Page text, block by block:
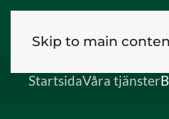
Skip to main
StartsidaVåra tjänster